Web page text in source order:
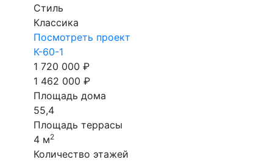
Стиль
Классика
Посмотреть проект
К-60-1
1 720 000 ₽
1 462 000 ₽
Площадь дома
55,4
Площадь террасы
4 м2
Количество этажей